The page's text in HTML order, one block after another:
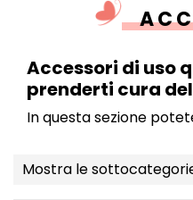
Accessori di uso
prenderti cura
In questa sezione
non cosmetici che
cura e alla bellezza
spazzole, pinzette,
Mostra le